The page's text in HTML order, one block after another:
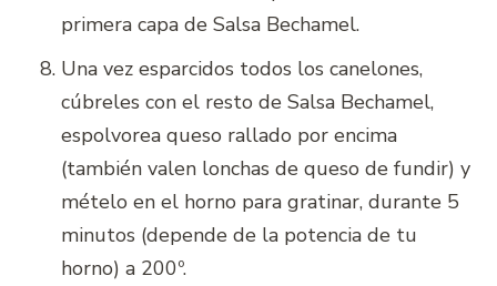
primera capa de Salsa Bechamel.
Una vez esparcidos todos los canelones,
cúbreles con el resto de Salsa Bechamel,
espolvorea queso rallado por encima
(también valen lonchas de queso de fundir) y
mételo en el horno para gratinar, durante 5
minutos (depende de la potencia de tu
horno) a 200º.